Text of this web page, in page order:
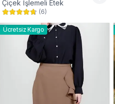
Çiçek İşlemeli Etek
(6)
Ücretsiz Kargo